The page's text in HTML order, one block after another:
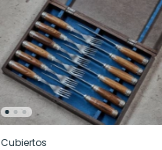
Cubiertos